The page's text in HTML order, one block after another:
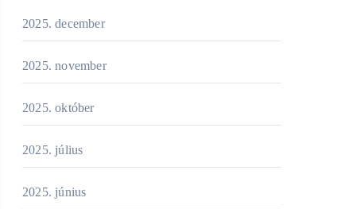
2025. december
2025. november
2025. október
2025. július
2025. június